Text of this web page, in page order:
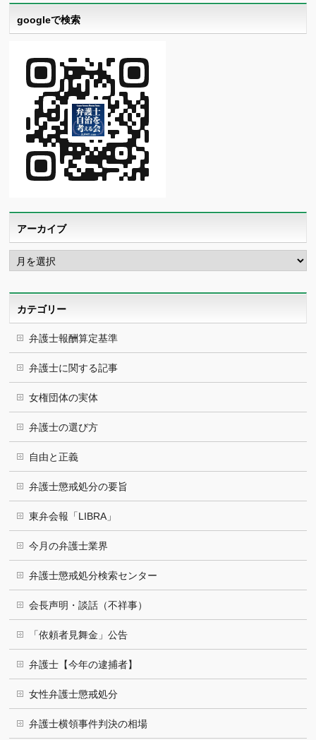
googleで検索
アーカイブ
ア
ー
カ
カテゴリー
弁護士報酬算定基準
弁護士に関する記事
女権団体の実体
弁護士の選び方
自由と正義
弁護士懲戒処分の要旨
東弁会報「LIBRA」
今月の弁護士業界
弁護士懲戒処分検索センター
会長声明・談話（不祥事）
「依頼者見舞金」公告
弁護士【今年の逮捕者】
女性弁護士懲戒処分
弁護士横領事件判決の相場